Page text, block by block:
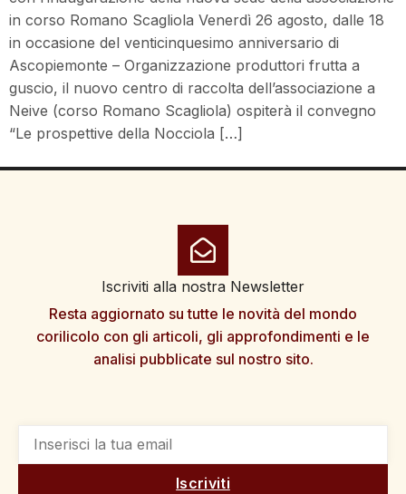
in corso Romano Scagliola Venerdì 26 agosto, dalle 18
in occasione del venticinquesimo anniversario di
Ascopiemonte – Organizzazione produttori frutta a
guscio, il nuovo centro di raccolta dell’associazione a
Neive (corso Romano Scagliola) ospiterà il convegno
“Le prospettive della Nocciola […]
Iscriviti alla nostra Newsletter
Resta aggiornato su tutte le novità del mondo
corilicolo con gli articoli, gli approfondimenti e le
analisi pubblicate sul nostro sito.
Iscriviti